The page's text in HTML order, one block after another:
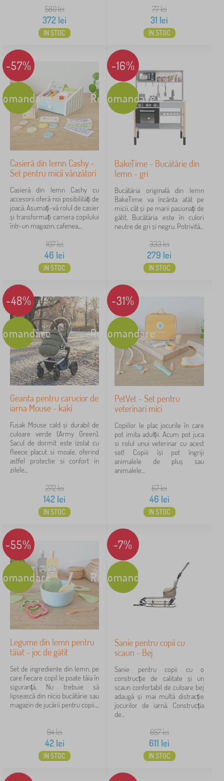
580lei
372 lei
IN STOC
77lei
31 lei
IN STOC
-57%
Casieră din lemn Cashy -
Set pentru micii vânzători
Casieră din lemn Cashy cu
accesorii oferă noi posibilități de
joacă. Asumați-vă rolul de casier
și transformați camera copilului
într-un magazin, cafenea,...
107lei
46 lei
IN STOC
-16%
Recomandare
BakeTime - Bucătărie din
lemn - gri
Bucătăria originală din lemn
BakeTime va încânta atât pe
micii, cât și pe marii pasionați de
gătit. Bucătăria este în culori
neutre de gri și negru. Potrivită...
333lei
279 lei
IN STOC
-48%
Geanta pentru carucior de
iarna Mouse - kaki
Fusak Mouse cald și durabil de
culoare verde (Army Green).
Sacul de dormit este izolat cu
fleece placut si moale, oferind
astfel protectie si confort in
zilele...
272lei
142 lei
IN STOC
-31%
Recomandare
PetVet - Set pentru
veterinari mici
Copiilor le plac jocurile în care
pot imita adulții. Acum pot juca
si rolul unui veterinar cu acest
set! Copiii își pot îngriji
animalele de pluș sau
animalele...
67lei
46 lei
IN STOC
-55%
Legume din lemn pentru
tăiat - joc de gătit
Set de ingrediente din lemn, pe
care fiecare copil le poate tăia în
siguranță. Nu trebuie să
lipsească din nicio bucătărie sau
magazin de jucării pentru copii....
94lei
42lei
IN STOC
-7%
Recomandare
Sanie pentru copii cu
scaun - Bej
Sanie pentru copii cu o
construcție de calitate și un
scaun confortabil de culoare bej
adaugă și mai multă distracție
jocurilor de iarnă. Construcția
de...
657lei
611 lei
IN STOC